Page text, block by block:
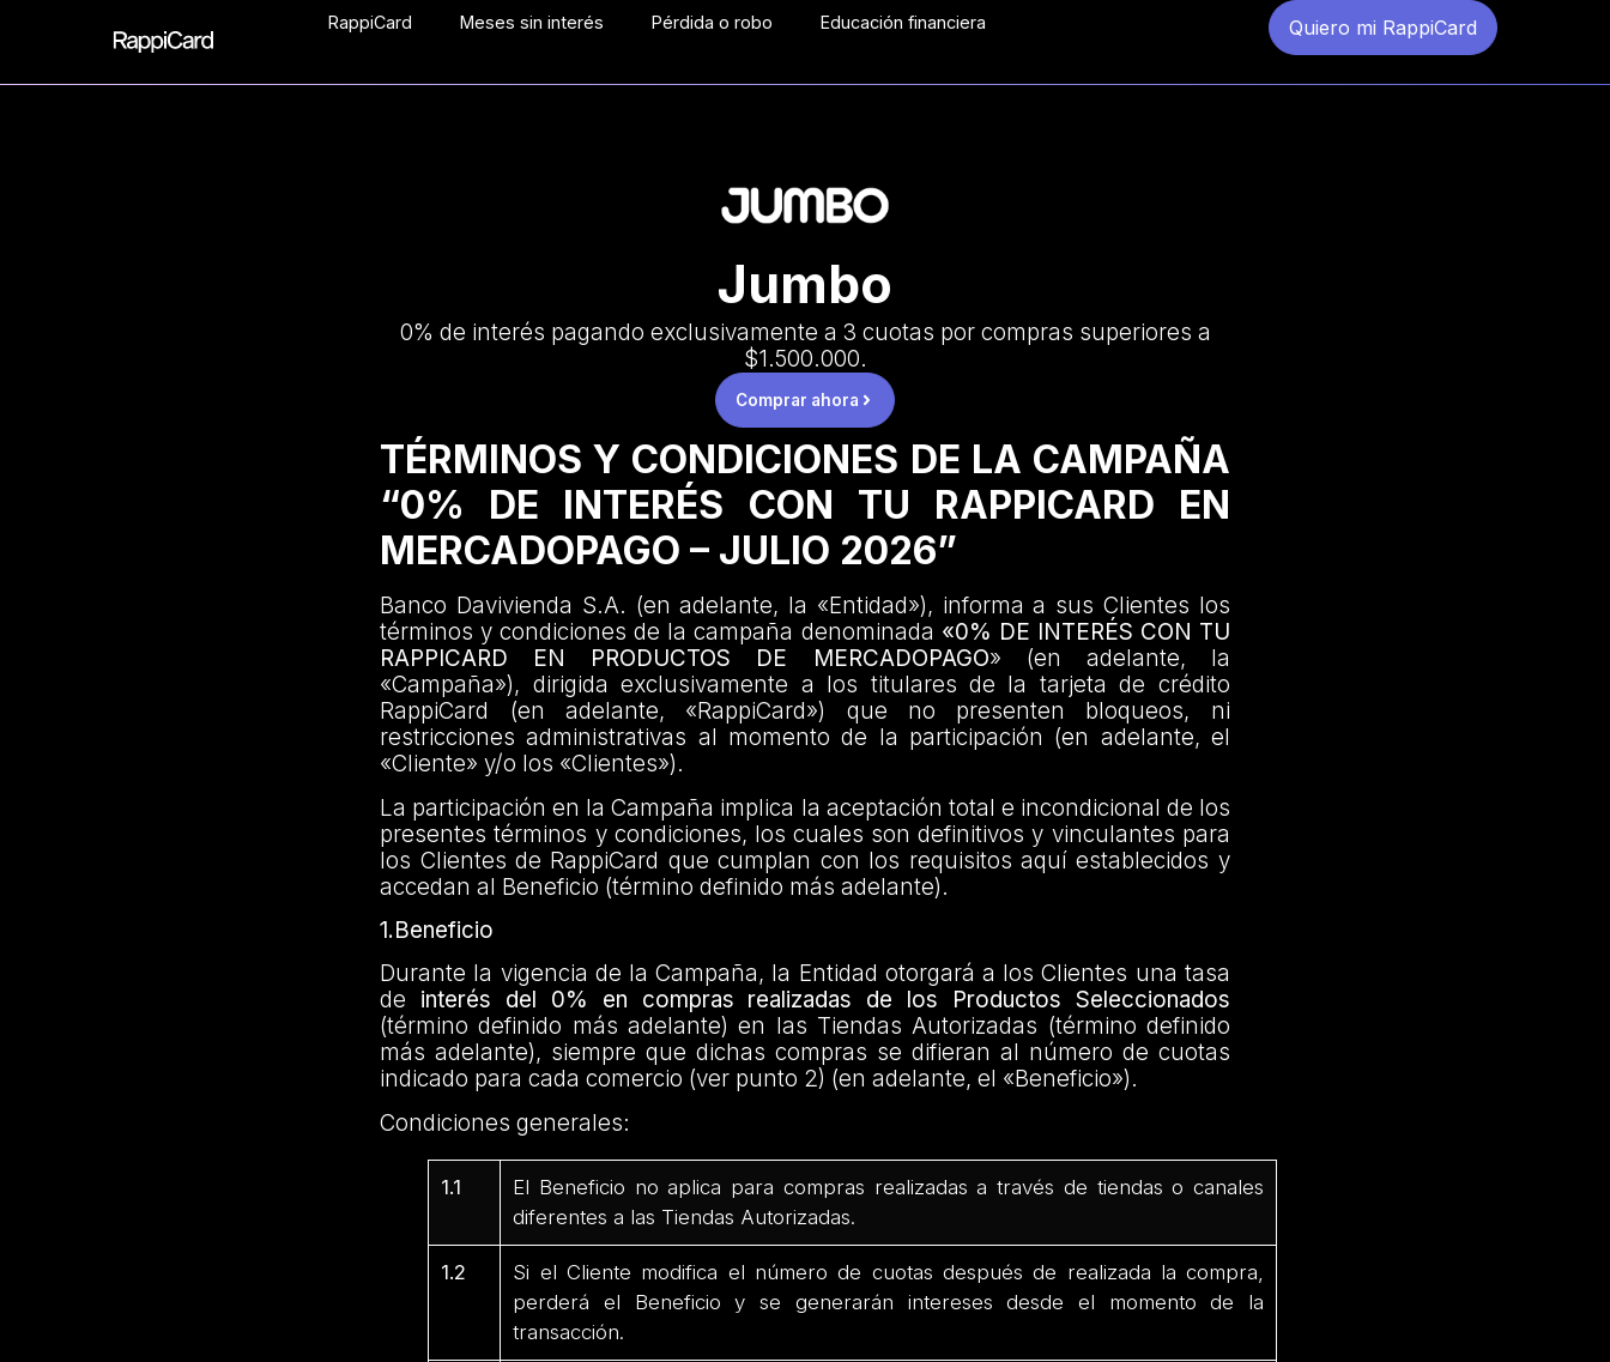
RappiCard Meses sin interés Pérdida o robo Educación financiera Quiero mi RappiCard
Jumbo
0% de interés pagando exclusivamente a 3 cuotas por compras superiores a
$1.500.000.
Comprar ahora
TÉRMINOS Y CONDICIONES DE LA CAMPAÑA
“0% DE INTERÉS CON TU RAPPICARD EN
MERCADOPAGO – JULIO 2026”
Banco Davivienda S.A. (en adelante, la «Entidad»), informa a sus Clientes los
términos y condiciones de la campaña denominada «0% DE INTERÉS CON TU
RAPPICARD EN PRODUCTOS DE MERCADOPAGO» (en adelante, la
«Campaña»), dirigida exclusivamente a los titulares de la tarjeta de crédito
RappiCard (en adelante, «RappiCard») que no presenten bloqueos, ni
restricciones administrativas al momento de la participación (en adelante, el
«Cliente» y/o los «Clientes»).
La participación en la Campaña implica la aceptación total e incondicional de los
presentes términos y condiciones, los cuales son definitivos y vinculantes para
los Clientes de RappiCard que cumplan con los requisitos aquí establecidos y
accedan al Beneficio (término definido más adelante).
1.Beneficio
Durante la vigencia de la Campaña, la Entidad otorgará a los Clientes una tasa
de interés del 0% en compras realizadas de los Productos Seleccionados
(término definido más adelante) en las Tiendas Autorizadas (término definido
más adelante), siempre que dichas compras se difieran al número de cuotas
indicado para cada comercio (ver punto 2) (en adelante, el «Beneficio»).
Condiciones generales:
1.1
El Beneficio no aplica para compras realizadas a través de tiendas o canales
diferentes a las Tiendas Autorizadas.
1.2
Si el Cliente modifica el número de cuotas después de realizada la compra,
perderá el Beneficio y se generarán intereses desde el momento de la
transacción.